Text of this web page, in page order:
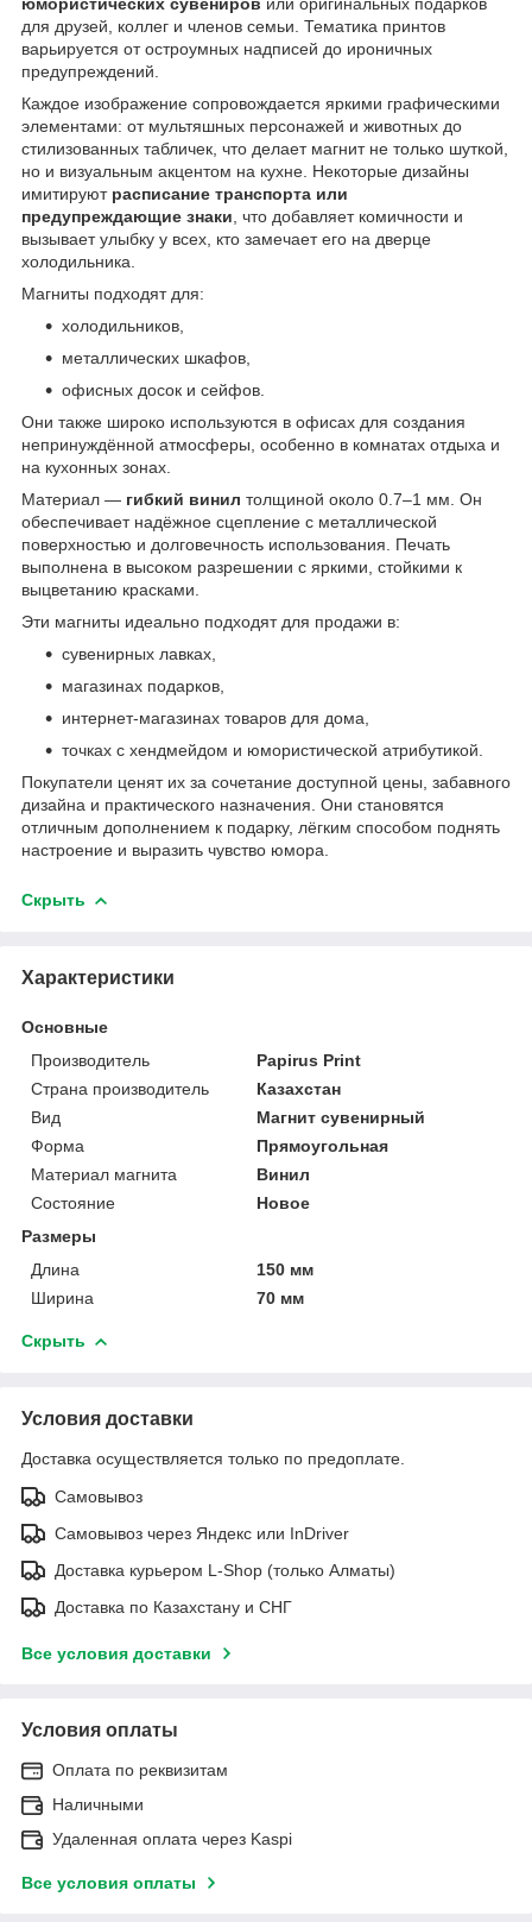
для друзей, коллег и членов семьи. Тематика принтов
варьируется от остроумных надписей до ироничных
предупреждений.
Каждое изображение сопровождается яркими графическими
элементами: от мультяшных персонажей и животных до
стилизованных табличек, что делает магнит не только шуткой,
но и визуальным акцентом на кухне. Некоторые дизайны
имитируют расписание транспорта или
предупреждающие знаки , что добавляет комичности и
вызывает улыбку у всех, кто замечает его на дверце
холодильника.
Магниты подходят для:
холодильников,
металлических шкафов,
офисных досок и сейфов.
Они также широко используются в офисах для создания
непринуждённой атмосферы, особенно в комнатах отдыха и
на кухонных зонах.
Материал — гибкий винил толщиной около 0.7–1 мм. Он
обеспечивает надёжное сцепление с металлической
поверхностью и долговечность использования. Печать
выполнена в высоком разрешении с яркими, стойкими к
выцветанию красками.
Эти магниты идеально подходят для продажи в:
сувенирных лавках,
магазинах подарков,
интернет-магазинах товаров для дома,
точках с хендмейдом и юмористической атрибутикой.
Покупатели ценят их за сочетание доступной цены, забавного
дизайна и практического назначения. Они становятся
отличным дополнением к подарку, лёгким способом поднять
настроение и выразить чувство юмора.
Скрыть
Характеристики
Основные
Производитель
Papirus Print
Страна производитель
Казахстан
Вид
Магнит сувенирный
Форма
Прямоугольная
Материал магнита
Винил
Состояние
Новое
Размеры
Длина
150 мм
Ширина
70 мм
Скрыть
Условия доставки
Доставка осуществляется только по предоплате.
Самовывоз
Самовывоз через Яндекс или InDriver
Доставка курьером L-Shop (только Алматы)
Доставка по Казахстану и СНГ
Все условия доставки
Условия оплаты
Оплата по реквизитам
Наличными
Удаленная оплата через Kaspi
Все условия оплаты